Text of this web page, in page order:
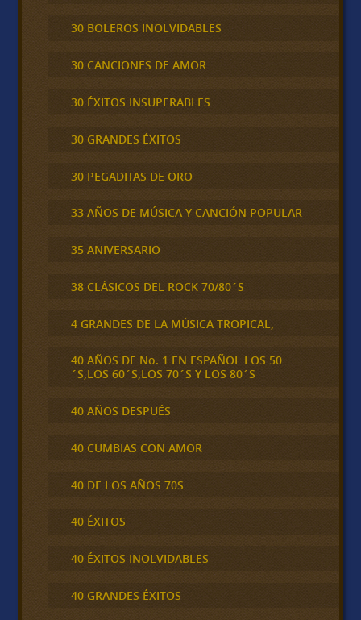
30 BOLEROS INOLVIDABLES
30 CANCIONES DE AMOR
30 ÉXITOS INSUPERABLES
30 GRANDES ÉXITOS
30 PEGADITAS DE ORO
33 AÑOS DE MÚSICA Y CANCIÓN POPULAR
35 ANIVERSARIO
38 CLÁSICOS DEL ROCK 70/80´S
4 GRANDES DE LA MÚSICA TROPICAL,
40 AÑOS DE No. 1 EN ESPAÑOL LOS 50
´S,LOS 60´S,LOS 70´S Y LOS 80´S
40 AÑOS DESPUÉS
40 CUMBIAS CON AMOR
40 DE LOS AÑOS 70S
40 ÉXITOS
40 ÉXITOS INOLVIDABLES
40 GRANDES ÉXITOS